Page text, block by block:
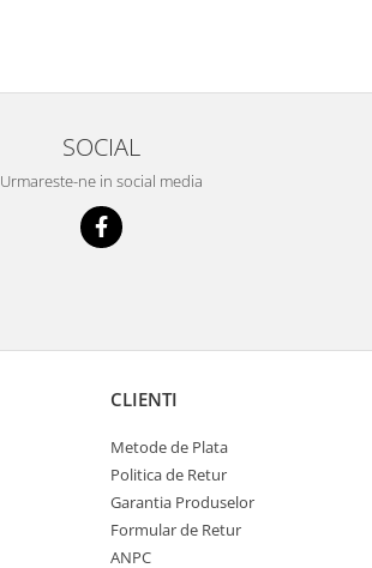
SOCIAL
Urmareste-ne in social media
CLIENTI
Metode de Plata
Politica de Retur
Garantia Produselor
Formular de Retur
ANPC